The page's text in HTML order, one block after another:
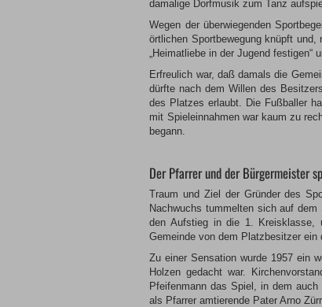
damalige Dorfmusik zum Tanz
Wegen der überwiegenden
örtlichen Sportbewegung knüpft und,
„Heimatliebe in der Jugend festigen“
Erfreulich war, daß damals die
dürfte nach dem Willen des
des Platzes erlaubt. Die Fußballer
mit Spieleinnahmen war kaum zu
begann.
Der Pfarrer und der Bürgermeister
Traum und Ziel der Gründer des
Nachwuchs tummelten sich auf
den Aufstieg in die 1. Kreisklasse,
Gemeinde von dem Platzbesitzer ein
Zu einer Sensation wurde 1957 ein
Holzen gedacht war.
Pfeifenmann das Spiel, in dem
als Pfarrer amtierende Pater Arno